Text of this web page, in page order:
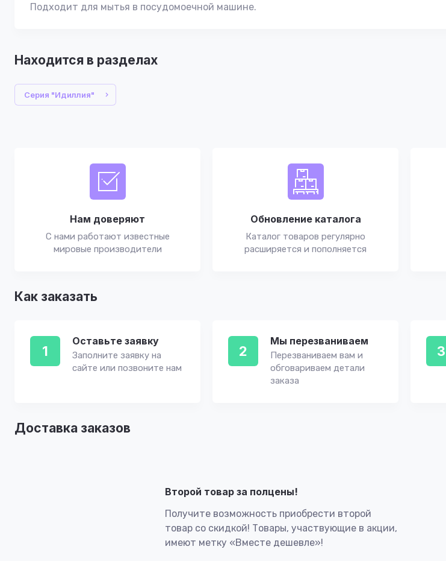
Подходит для мытья в посудомоечной машине.
Находится в разделах
Серия "Идиллия"
Нам доверяют
С нами работают известные
мировые производители
Обновление каталога
Каталог товаров регулярно
расширяется и пополняется
Как заказать
1
Оставьте заявку
Заполните заявку на
сайте или позвоните нам
2
Мы перезваниваем
Перезваниваем вам и
обговариваем детали
заказа
3
Доставка заказов
Второй товар за полцены!
Получите возможность приобрести второй
товар со скидкой! Товары, участвующие в акции,
имеют метку «Вместе дешевле»!